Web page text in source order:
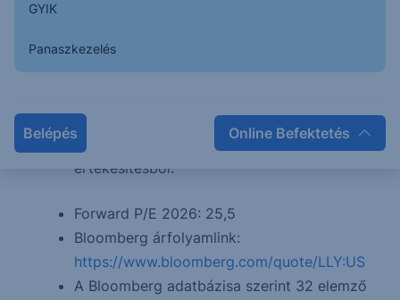
GYIK
Panaszkezelés
Belépés Online Befektetés
további 8%.
Földrajzi tekintetben a hazai piac a
származik a bevétel kétharmada, a maradék
egyharmad pedig a nemzetközi
értékesítésből.
Forward P/E 2026: 25,5
Bloomberg árfolyamlink:
https://www.bloomberg.com/quote/LLY:US
A Bloomberg adatbázisa szerint 32 elemző